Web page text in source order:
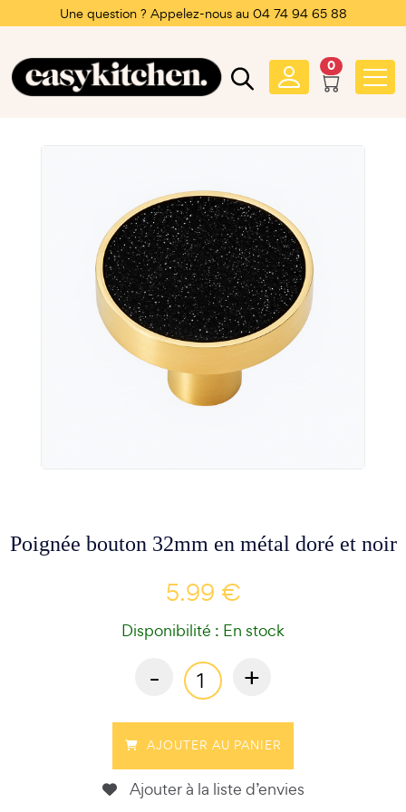
Une question ? Appelez-nous au 04 74 94 65 88
0
Poignée bouton 32mm en métal doré et noir
5.99 €
Disponibilité : En stock
- +
AJOUTER AU PANIER
Ajouter à la liste d’envies